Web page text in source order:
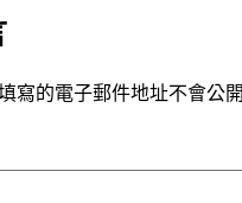
寫的電子郵件地址不會公